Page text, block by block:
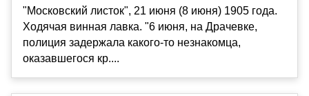
"Московский листок", 21 июня (8 июня) 1905 года.
Ходячая винная лавка. "6 июня, на Драчевке,
полиция задержала какого-то незнакомца,
оказавшегося кр....